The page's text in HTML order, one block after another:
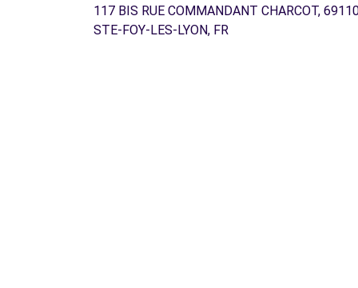
117 BIS RUE COMMANDANT CHARCOT,
STE-FOY-LES-LYON, FR